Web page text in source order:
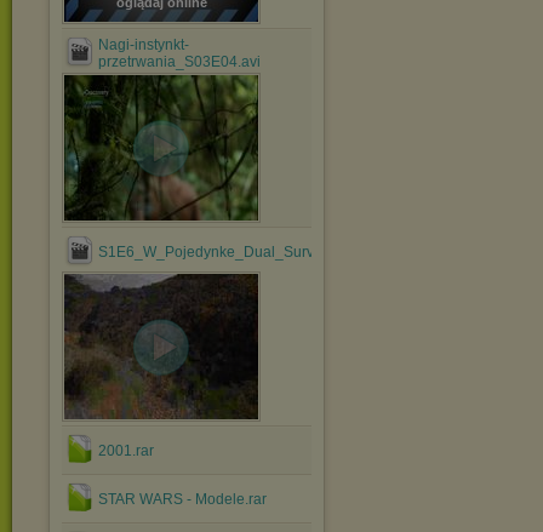
Nagi-instynkt-
przetrwania_S03E04.avi
S1E6_W_Pojedynke_Dual_Survival_(Chomik.Konior.eu).avi
2001.rar
STAR WARS - Modele.rar